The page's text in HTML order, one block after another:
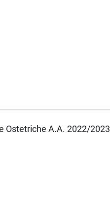
Ostetriche A.A. 2022/2023